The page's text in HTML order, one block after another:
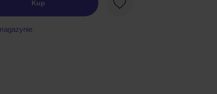
Kup
Ulubione